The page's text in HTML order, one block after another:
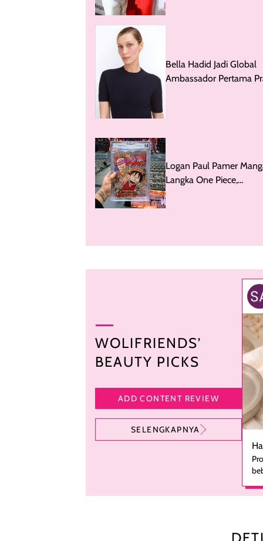
Bella Hadid Jadi Global
Ambassador Pertama
Logan Paul Pamer
Langka One Piece,
WOLIFRIENDS’
BEAUTY PICKS
ADD CONTENT REVIEW
SELENGKAPNYA